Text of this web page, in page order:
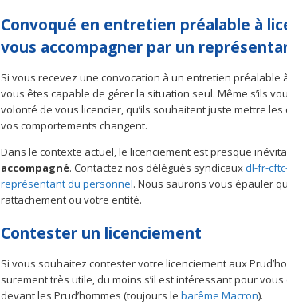
Convoqué en entretien préalable à
vous accompagner par un
Si vous recevez une convocation à un entretien préalable
vous êtes capable de gérer la situation seul. Même s’ils
volonté de vous licencier, qu’ils souhaitent juste mettre
vos comportements changent.
Dans le contexte actuel, le licenciement est presque
accompagné. Contactez nos délégués syndicauxdl-fr-
représentant du personnel. Nous saurons vous épauler
rattachement ou votre entité.
Contester un licenciement
Si vous souhaitez contester votre licenciement aux
surement très utile, du moins s’il est intéressant pour
devant les Prud’hommes (toujours le barême Macron).